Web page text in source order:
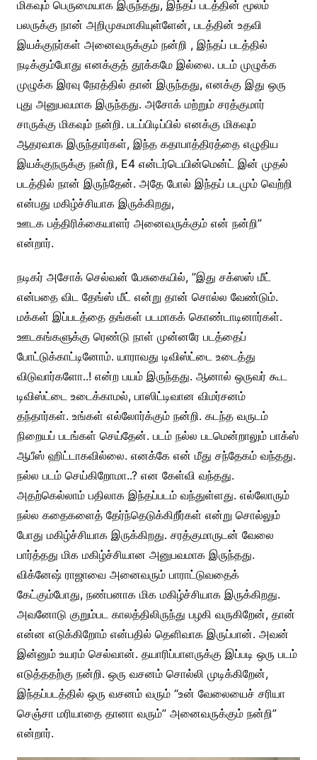
மிகவும் பெருமையாக இருந்தது, இந்தப் படத்தின் மூலம்
பலருக்கு நான் அறிமுகமாகியுள்ளேன், படத்தின் உதவி
இயக்குநர்கள் அனைவருக்கும் நன்றி , இந்தப் படத்தில்
நடிக்கும்போது எனக்குத் தூக்கமே இல்லை. படம் முழுக்க
முழுக்க இரவு நேரத்தில் தான் இருந்தது, எனக்கு இது ஒரு
புது அனுபவமாக இருந்தது. அசோக் மற்றும் சரத்குமார்
சாருக்கு மிகவும் நன்றி. படப்பிடிப்பில் எனக்கு மிகவும்
ஆதரவாக இருந்தார்கள், இந்த கதாபாத்திரத்தை எழுதிய
இயக்குநருக்கு நன்றி, E4 என்டர்டெயின்மென்ட் இன் முதல்
படத்தில் நான் இருந்தேன். அதே போல் இந்தப் படமும் வெற்றி
என்பது மகிழ்ச்சியாக இருக்கிறது,
ஊடக பத்திரிக்கையாளர் அனைவருக்கும் என் நன்றி”
என்றார்.
நடிகர் அசோக் செல்வன் பேசுகையில், ”இது சக்ஸஸ் மீட்
என்பதை விட தேங்ஸ் மீட் என்று தான் சொல்ல வேண்டும்.
மக்கள் இப்படத்தை தங்கள் படமாகக் கொண்டாடினார்கள்.
ஊடகங்களுக்கு ரெண்டு நாள் முன்னரே படத்தைப்
போட்டுக்காட்டினோம். யாராவது டிவிஸ்ட்டை உடைத்து
விடுவார்களோ..! என்ற பயம் இருந்தது. ஆனால் ஒருவர் கூட
டிவிஸ்ட்டை உடைக்காமல், பாஸிட்டிவான விமர்சனம்
தந்தார்கள். உங்கள் எல்லோர்க்கும் நன்றி. கடந்த வருடம்
நிறையப் படங்கள் செய்தேன். படம் நல்ல படமென்றாலும் பாக்ஸ்
ஆபீஸ் ஹிட்டாகவில்லை. எனக்கே என் மீது சந்தேகம் வந்தது.
நல்ல படம் செய்கிறோமா..? என கேள்வி வந்தது.
அதற்கெல்லாம் பதிலாக இந்தப்படம் வந்துள்ளது. எல்லோரும்
நல்ல கதைகளைத் தேர்ந்தெடுக்கிறீர்கள் என்று சொல்லும்
போது மகிழ்ச்சியாக இருக்கிறது. சரத்குமாருடன் வேலை
பார்த்தது மிக மகிழ்ச்சியான அனுபவமாக இருந்தது.
விக்னேஷ் ராஜாவை அனைவரும் பாராட்டுவதைக்
கேட்கும்போது, நண்பனாக மிக மகிழ்ச்சியாக இருக்கிறது.
அவனோடு குறும்பட காலத்திலிருந்து பழகி வருகிறேன், தான்
என்ன எடுக்கிறோம் என்பதில் தெளிவாக இருப்பான். அவன்
இன்னும் உயரம் செல்வான். தயாரிப்பாளருக்கு இப்படி ஒரு படம்
எடுத்ததற்கு நன்றி. ஒரு வசனம் சொல்லி முடிக்கிறேன்,
இந்தப்படத்தில் ஒரு வசனம் வரும் “உன் வேலையைச் சரியா
செஞ்சா மரியாதை தானா வரும்” அனைவருக்கும் நன்றி”
என்றார்.